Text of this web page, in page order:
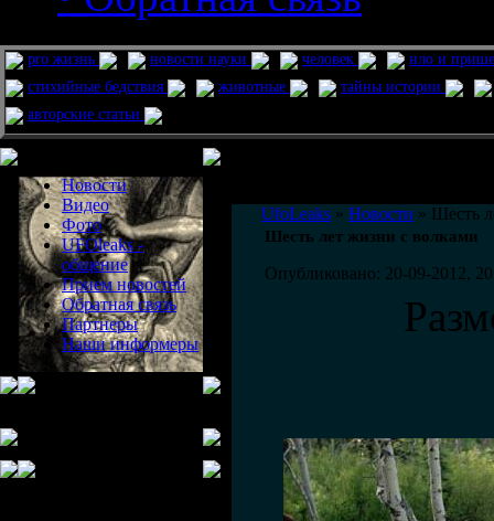
pro жизнь новости науки человек
нло и
стихийные бедствия
животные
тайны истории
авторские статьи
Новости
Видео
Фото
UFOleaks -
общение
Прием новостей
Обратная связь
Партнеры
Наши информеры
UfoLeaks » Новости » Шесть
Шесть лет жизни с волками
Опубликовано: 20-09-2012,